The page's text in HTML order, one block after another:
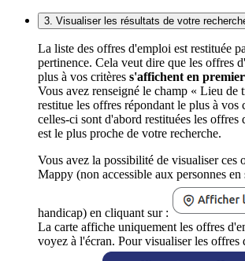
3. Visualiser les résultats de votre
La liste des offres d'emploi est restituée
pertinence. Cela veut dire que les offres
plus à vos critères s'affichent en premier
Vous avez renseigné le champ « Lieu de
restitue les offres répondant le plus à vos
celles-ci sont d'abord restituées les offres
est le plus proche de votre recherche.
Vous avez la possibilité de visualiser ces
Mappy (non accessible aux personnes en
handicap) en cliquant sur :
La carte affiche uniquement les offres
voyez à l'écran. Pour visualiser les offres